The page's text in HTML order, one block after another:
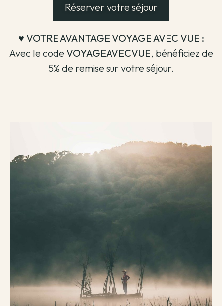
Réserver votre séjour
♥️ VOTRE AVANTAGE VOYAGE AVEC VUE :
Avec le codeVOYAGEAVECVUE, bénéficiez de
5% de remise sur votre séjour.